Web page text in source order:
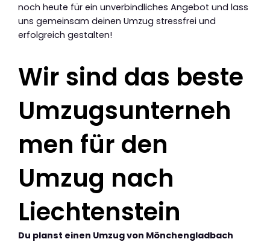
noch heute für ein unverbindliches Angebot und lass
uns gemeinsam deinen Umzug stressfrei und
erfolgreich gestalten!
Wir sind das beste
Umzugsunterneh
men für den
Umzug nach
Liechtenstein
Du planst einen Umzug von Mönchengladbach